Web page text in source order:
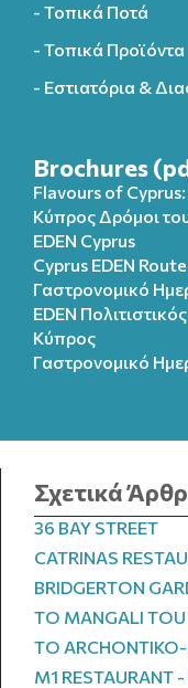
- Τοπικά Ποτά
- Τοπικά Προϊόντα
- Εστιατόρια &
Brochures
Flavours of
Κύπρος Δρόμοι
EDEN Cyprus
Cyprus EDEN
Γαστρονομικό
EDEN
Κύπρος
Γαστρονομικό
Σχετικά
36 BAY STREET
CATRINAS
BRIDGERTON
TO MANGALI
TO
M1 RESTAURANT -